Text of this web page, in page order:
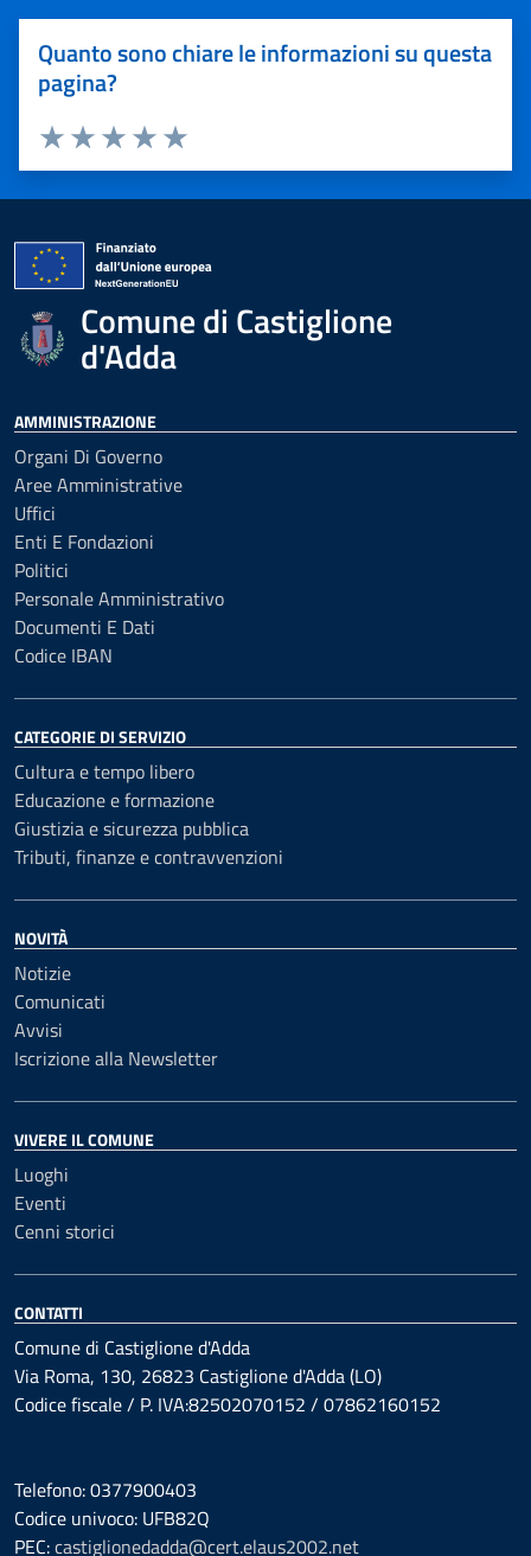
Quanto sono chiare le informazioni su questa
pagina?
Valuta 5 stelle su 5
Valuta 4 stelle su 5
Valuta 3 stelle su 5
Valuta 2 stelle su 5
Valuta 1 stelle su 5
Comune di Castiglione
d'Adda
AMMINISTRAZIONE
Organi Di Governo
Aree Amministrative
Uffici
Enti E Fondazioni
Politici
Personale Amministrativo
Documenti E Dati
Codice IBAN
CATEGORIE DI SERVIZIO
Cultura e tempo libero
Educazione e formazione
Giustizia e sicurezza pubblica
Tributi, finanze e contravvenzioni
NOVITÀ
Notizie
Comunicati
Avvisi
Iscrizione alla Newsletter
VIVERE IL COMUNE
Luoghi
Eventi
Cenni storici
CONTATTI
Comune di Castiglione d'Adda
Via Roma, 130, 26823 Castiglione d'Adda (LO)
Codice fiscale / P. IVA:82502070152 / 07862160152
Telefono: 0377900403
Codice univoco: UFB82Q
PEC:castiglionedadda@cert.elaus2002.net